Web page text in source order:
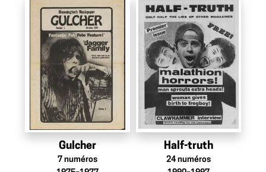
Gulcher
7 numéros
Half-truth
24 numéros